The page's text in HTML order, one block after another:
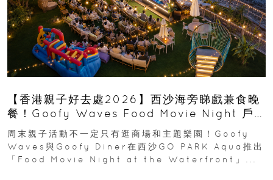
【香港親子好去處2026】西沙海旁睇戲兼食晚
餐！Goofy Waves Food Movie Night 戶
外影院逢週末登場
周末親子活動不一定只有逛商場和主題樂園！Goofy
Waves與Goofy Diner在西沙GO PARK Aqua推出
「Food Movie Night at the Waterfront」...